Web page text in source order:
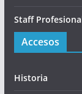
Staff
Accesos
Historia